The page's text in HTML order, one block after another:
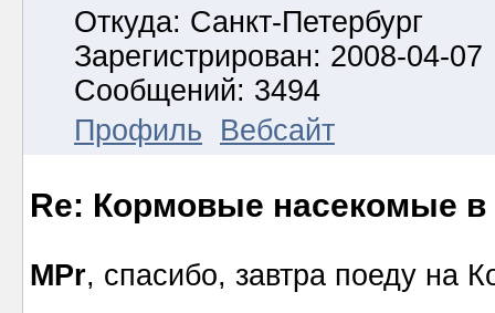
Откуда: Санкт-Петербург
Зарегистрирован: 2008-04-07
Сообщений: 3494
Профиль
Вебсайт
Re: Кормовые насекомые в
MPr, спасибо, завтра поеду на